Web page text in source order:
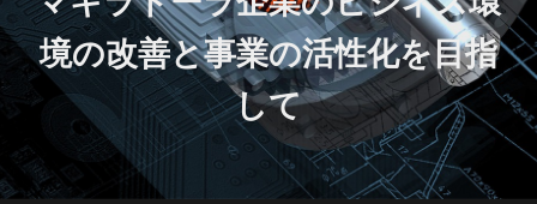
境の改善と事業の活性化を目指
して